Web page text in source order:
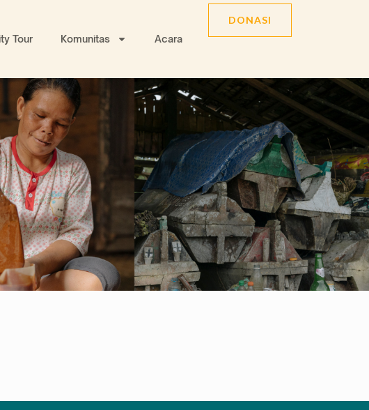
Tour Komunitas Acara
DONASI